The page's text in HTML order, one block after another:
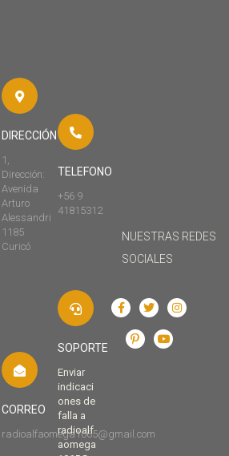
DIRECCIÓN
1,
Dirección:
Avenida
Arturo
Alessandri
1185
Curicó
TELEFONO
+56 9
41815312
CORREO
radioalfaomega1065@gmail.com
SOPORTE
Enviar
indicaci
ones de
falla a
radioalf
aomega
NUESTRAS REDES
SOCIALES